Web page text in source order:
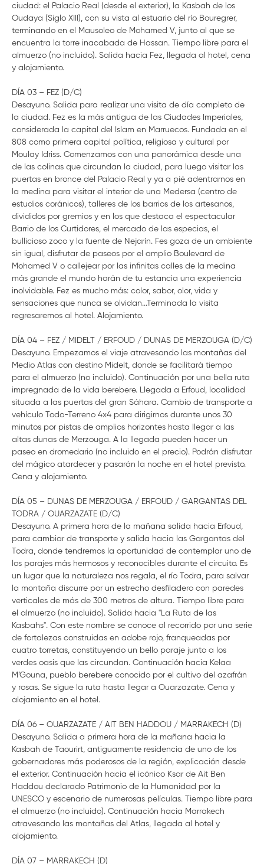
ciudad: el Palacio Real (desde el exterior), la Kasbah de los
Oudaya (Siglo XIII), con su vista al estuario del río Bouregrer,
terminando en el Mausoleo de Mohamed V, junto al que se
encuentra la torre inacabada de Hassan. Tiempo libre para el
almuerzo (no incluido). Salida hacia Fez, llegada al hotel, cena
y alojamiento.
DÍA 03 – FEZ (D/C)
Desayuno. Salida para realizar una visita de día completo de
la ciudad. Fez es la más antigua de las Ciudades Imperiales,
considerada la capital del Islam en Marruecos. Fundada en el
808 como primera capital política, religiosa y cultural por
Moulay Idriss. Comenzamos con una panorámica desde una
de las colinas que circundan la ciudad, para luego visitar las
puertas en bronce del Palacio Real y ya a pié adentrarnos en
la medina para visitar el interior de una Medersa (centro de
estudios coránicos), talleres de los barrios de los artesanos,
divididos por gremios y en los que destaca el espectacular
Barrio de los Curtidores, el mercado de las especias, el
bullicioso zoco y la fuente de Nejarín. Fes goza de un ambiente
sin igual, disfrutar de paseos por el amplio Boulevard de
Mohamed V o callejear por las infinitas calles de la medina
más grande el mundo harán de tu estancia una experiencia
inolvidable. Fez es mucho más: color, sabor, olor, vida y
sensaciones que nunca se olvidan...Terminada la visita
regresaremos al hotel. Alojamiento.
DÍA 04 – FEZ / MIDELT / ERFOUD / DUNAS DE MERZOUGA (D/C)
Desayuno. Empezamos el viaje atravesando las montañas del
Medio Atlas con destino Midelt, donde se facilitará tiempo
para el almuerzo (no incluido). Continuación por una bella ruta
impregnada de la vida berebere. Llegada a Erfoud, localidad
situada a las puertas del gran Sáhara. Cambio de transporte a
vehículo Todo-Terreno 4x4 para dirigirnos durante unos 30
minutos por pistas de amplios horizontes hasta llegar a las
altas dunas de Merzouga. A la llegada pueden hacer un
paseo en dromedario (no incluido en el precio). Podrán disfrutar
del mágico atardecer y pasarán la noche en el hotel previsto.
Cena y alojamiento.
DÍA 05 – DUNAS DE MERZOUGA / ERFOUD / GARGANTAS DEL
TODRA / OUARZAZATE (D/C)
Desayuno. A primera hora de la mañana salida hacia Erfoud,
para cambiar de transporte y salida hacia las Gargantas del
Todra, donde tendremos la oportunidad de contemplar uno de
los parajes más hermosos y reconocibles durante el circuito. Es
un lugar que la naturaleza nos regala, el río Todra, para salvar
la montaña discurre por un estrecho desfiladero con paredes
verticales de más de 300 metros de altura. Tiempo libre para
el almuerzo (no incluido). Salida hacia "La Ruta de las
Kasbahs". Con este nombre se conoce al recorrido por una serie
de fortalezas construidas en adobe rojo, franqueadas por
cuatro torretas, constituyendo un bello paraje junto a los
verdes oasis que las circundan. Continuación hacia Kelaa
M’Gouna, pueblo berebere conocido por el cultivo del azafrán
y rosas. Se sigue la ruta hasta llegar a Ouarzazate. Cena y
alojamiento en el hotel.
DÍA 06 – OUARZAZATE / AIT BEN HADDOU / MARRAKECH (D)
Desayuno. Salida a primera hora de la mañana hacia la
Kasbah de Taourirt, antiguamente residencia de uno de los
gobernadores más poderosos de la región, explicación desde
el exterior. Continuación hacia el icónico Ksar de Ait Ben
Haddou declarado Patrimonio de la Humanidad por la
UNESCO y escenario de numerosas películas. Tiempo libre para
el almuerzo (no incluido). Continuación hacia Marrakech
atravesando las montañas del Atlas, llegada al hotel y
alojamiento.
DÍA 07 – MARRAKECH (D)